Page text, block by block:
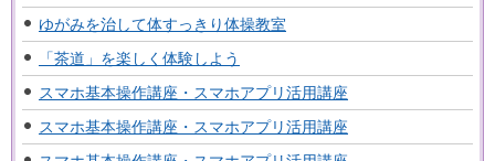
ゆがみを治して体すっきり体操教室
「茶道」を楽しく体験しよう
スマホ基本操作講座・スマホアプリ活用講座
スマホ基本操作講座・スマホアプリ活用講座